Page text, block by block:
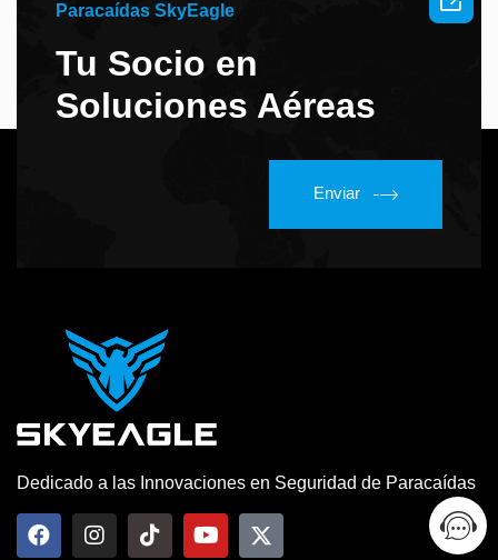
Paracaídas SkyEagle
Tu Socio en
Soluciones Aéreas
Enviar
Dedicado a las Innovaciones en Seguridad de Paracaídas